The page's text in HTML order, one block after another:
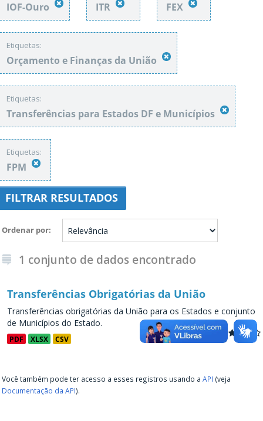
IOF-Ouro ITR FEX
Etiquetas:
Orçamento e Finanças da União
Etiquetas:
Transferências para Estados DF e Municípios
Etiquetas:
FPM
FILTRAR RESULTADOS
Ordenar por
1 conjunto de dados encontrado
Transferências Obrigatórias da União
Transferências obrigatórias da União para os Estados e conjunto
de Municípios do Estado.
PDF XLSX CSV
Você também pode ter acesso a esses registros usando a API (veja
Documentação da API).